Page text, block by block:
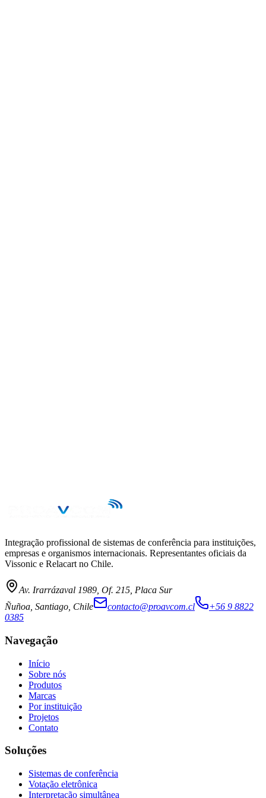
Integração profissional de sistemas de conferência para instituições,
empresas e organismos internacionais. Representantes oficiais da
Vissonic e Relacart no Chile.
Av. Irarrázaval 1989, Of. 215, Placa Sur
Ñuñoa, Santiago, Chile
contacto@proavcom.cl
+56 9 8822
0385
Navegação
Início
Sobre nós
Produtos
Marcas
Por instituição
Projetos
Contato
Soluções
Sistemas de conferência
Votação eletrônica
Interpretação simultânea